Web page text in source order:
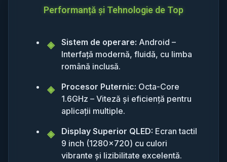
Performanță și Tehnologie de Top
Sistem de operare: Android –
Interfață modernă, fluidă, cu limba
română inclusă.
Procesor Puternic: Octa-Core
1.6GHz – Viteză și eficiență pentru
aplicații multiple.
Display Superior QLED: Ecran tactil
9 inch (1280x720) cu culori
vibrante și lizibilitate excelentă.